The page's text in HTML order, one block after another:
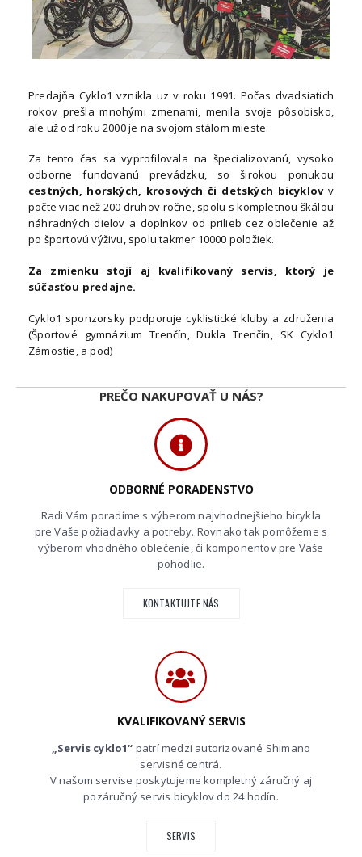
Predajňa Cyklo1 vznikla uz v roku 1991. Počas dvadsiatich
rokov prešla mnohými zmenami, menila svoje pôsobisko,
ale už od roku 2000 je na svojom stálom mieste.
Za tento čas sa vyprofilovala na špecializovanú, vysoko
odborne fundovanú prevádzku, so širokou ponukou
cestných, horských, krosových či detských bicyklovv
počte viac než 200 druhov ročne, spolu s kompletnou škálou
náhradných dielov a doplnkov od prilieb cez oblečenie až
po športovú výživu, spolu takmer 10000 položiek.
Za zmienku stojí aj kvalifikovaný servis, ktorý je
súčasťou predajne.
Cyklo1 sponzorsky podporuje cyklistické kluby a združenia
(Športové gymnázium Trenčín, Dukla Trenčín, SK Cyklo1
Zámostie, a pod)
PREČO NAKUPOVAŤ U NÁS?
ODBORNÉ PORADENSTVO
Radi Vám poradíme s výberom najvhodnejšieho bicykla
pre Vaše požiadavky a potreby. Rovnako tak pomôžeme s
výberom vhodného oblečenie, či komponentov pre Vaše
pohodlie.
KONTAKTUJTE NÁS
KVALIFIKOVANÝ SERVIS
„Servis cyklo1“ patrí medzi autorizované Shimano
servisné centrá.
V našom servise poskytujeme kompletný záručný aj
pozáručný servis bicyklov do 24 hodín.
SERVIS